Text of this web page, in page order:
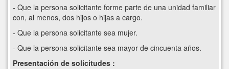
- Que la persona solicitante forme parte de una unidad familiar
con, al menos, dos hijos o hijas a cargo.
- Que la persona solicitante sea mujer.
- Que la persona solicitante sea mayor de cincuenta años.
Presentación de solicitudes :